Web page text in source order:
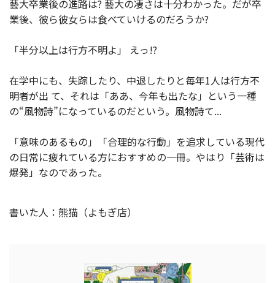
藝大卒業後の進路は? 藝大の凄さは十分わかった。だが卒
業後、彼ら彼女らは食べていけるのだろうか?
「半分以上は行方不明よ」 えっ!?
在学中にも、失踪したり、中退したりと毎年1人は行方不
明者が出 て、それは「ああ、今年も出たな」という一種
の“風物詩”になっているのだという。風物詩て...
「意味のあるもの」「合理的な行動」を追求している現代
の日常に疲れている方におすすめの一冊。やはり「芸術は
爆発」なのであった。
書いた人：熊猫（よもぎ店）